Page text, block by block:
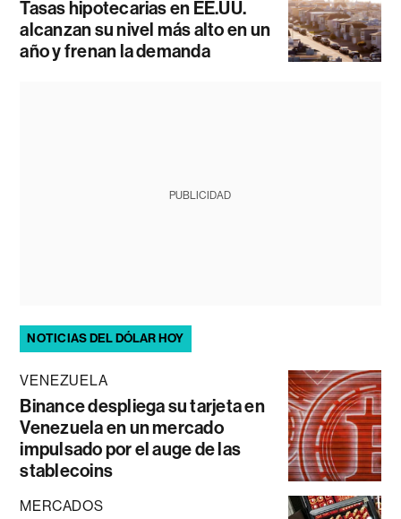
Tasas hipotecarias en EE.UU.
alcanzan su nivel más alto en un
año y frenan la demanda
PUBLICIDAD
NOTICIAS DEL DÓLAR HOY
VENEZUELA
Binance despliega su tarjeta en
Venezuela en un mercado
impulsado por el auge de las
stablecoins
MERCADOS